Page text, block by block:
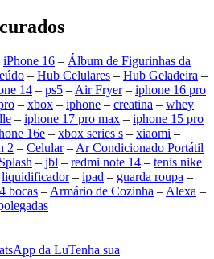
iPhone 16 – Álbum de Figurinhas da
– Hub Celulares – Hub Geladeira –
14 – ps5 – Air Fryer– iphone 16 pro
– xbox – iphone – creatina – whey
– iphone 17 pro max – iphone 15 pro
16e – xbox series s – xiaomi –
2 – Celular– Ar Condicionado Portátil
– jbl – redmi note 14 – tenis nike
liquidificador– ipad – guarda roupa –
bocas – Armário de Cozinha – Alexa –
da LuTenha sua